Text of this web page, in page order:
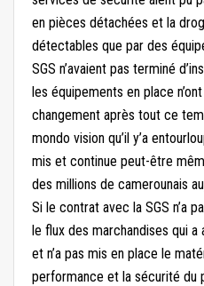
en pièces détachées et la
détectables que par des
SGS n’avaient pas terminé
les équipements en place
changement après tout ce
mondo vision qu’il y’a
mis et continue peut-être
des millions de camerounais
Si le contrat avec la SGS n’a
le flux des marchandises qui
et n’a pas mis en place le
performance et la sécurité du